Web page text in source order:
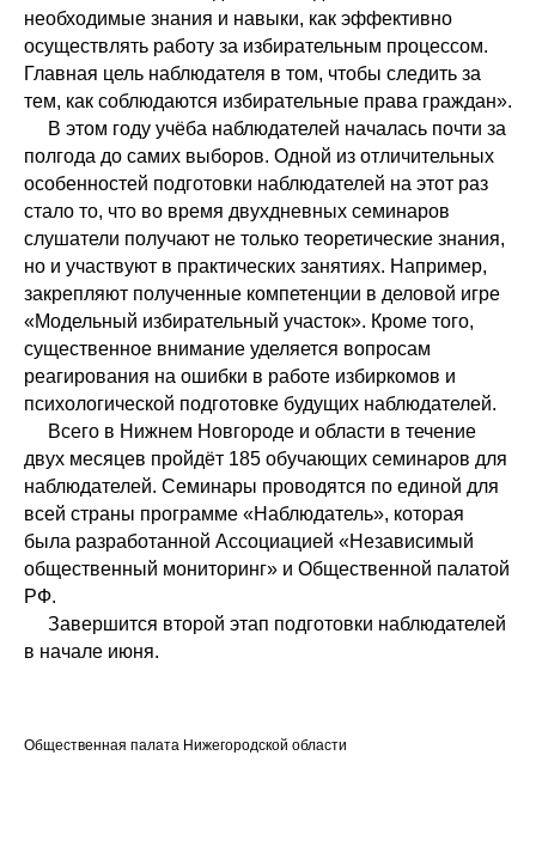
необходимые знания и навыки, как эффективно
осуществлять работу за избирательным процессом.
Главная цель наблюдателя в том, чтобы следить за
тем, как соблюдаются избирательные права граждан».
В этом году учёба наблюдателей началась почти за
полгода до самих выборов. Одной из отличительных
особенностей подготовки наблюдателей на этот раз
стало то, что во время двухдневных семинаров
слушатели получают не только теоретические знания,
но и участвуют в практических занятиях. Например,
закрепляют полученные компетенции в деловой игре
«Модельный избирательный участок». Кроме того,
существенное внимание уделяется вопросам
реагирования на ошибки в работе избиркомов и
психологической подготовке будущих наблюдателей.
Всего в Нижнем Новгороде и области в течение
двух месяцев пройдёт 185 обучающих семинаров для
наблюдателей. Семинары проводятся по единой для
всей страны программе «Наблюдатель», которая
была разработанной Ассоциацией «Независимый
общественный мониторинг» и Общественной палатой
РФ.
Завершится второй этап подготовки наблюдателей
в начале июня.
Общественная палата Нижегородской области